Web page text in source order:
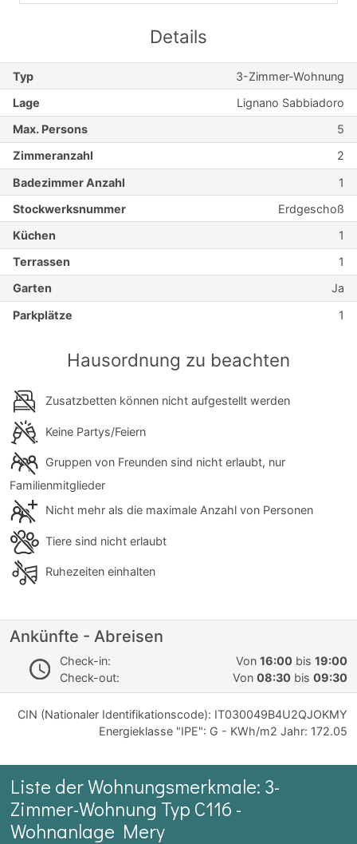
Details
Typ
3-Zimmer-Wohnung
Lage
Lignano Sabbiadoro
Max. Persons
5
Zimmeranzahl
2
Badezimmer Anzahl
1
Stockwerksnummer
Erdgeschoß
Küchen
1
Terrassen
1
Garten
Ja
Parkplätze
1
Hausordnung zu beachten
Zusatzbetten können nicht aufgestellt werden
Keine Partys/Feiern
Gruppen von Freunden sind nicht erlaubt, nur
Familienmitglieder
Nicht mehr als die maximale Anzahl von Personen
Tiere sind nicht erlaubt
Ruhezeiten einhalten
Ankünfte - Abreisen
Check-in: Von 16:00 bis 19:00
Check-out:
Von 08:30 bis 09:30
CIN (Nationaler Identifikationscode): IT030049B4U2QJOKMY
Energieklasse "IPE": G - KWh/m2 Jahr: 172.05
Liste der Wohnungsmerkmale: 3-
Zimmer-Wohnung Typ C116 -
Wohnanlage Mery